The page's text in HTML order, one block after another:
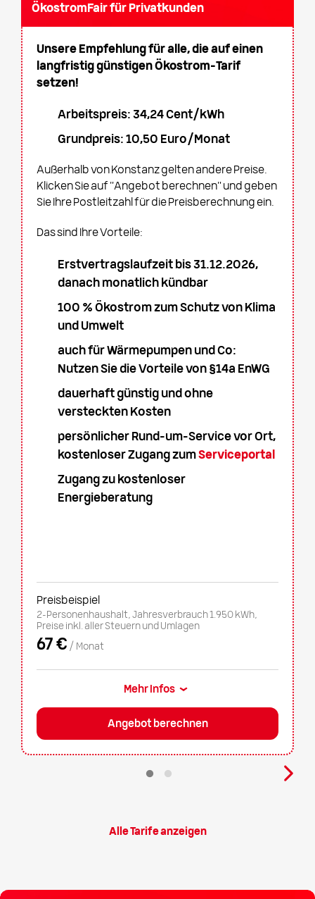
ÖkostromFair für Privatkunden
Unsere Empfehlung für alle, die auf einen
langfristig günstigen Ökostrom-Tarif
setzen!
Arbeitspreis: 34,24 Cent/kWh
Grundpreis: 10,50 Euro/Monat
Außerhalb von Konstanz gelten andere Preise.
Klicken Sie auf "Angebot berechnen" und geben
Sie Ihre Postleitzahl für die Preisberechnung ein.
Das sind Ihre Vorteile:
Erstvertragslaufzeit bis 31.12.2026,
danach monatlich kündbar
100 % Ökostrom zum Schutz von Klima
und Umwelt
auch für Wärmepumpen und Co:
Nutzen Sie die Vorteile von §14a EnWG
dauerhaft günstig und ohne
versteckten Kosten
persönlicher Rund-um-Service vor Ort,
kostenloser Zugang zumServiceportal
Zugang zu kostenloser
Energieberatung
Preisbeispiel
2-Personenhaushalt, Jahresverbrauch 1.950 kWh,
Preise inkl. aller Steuern und Umlagen
67 € / Monat
Mehr Infos
Angebot berechnen
Alle Tarife anzeigen